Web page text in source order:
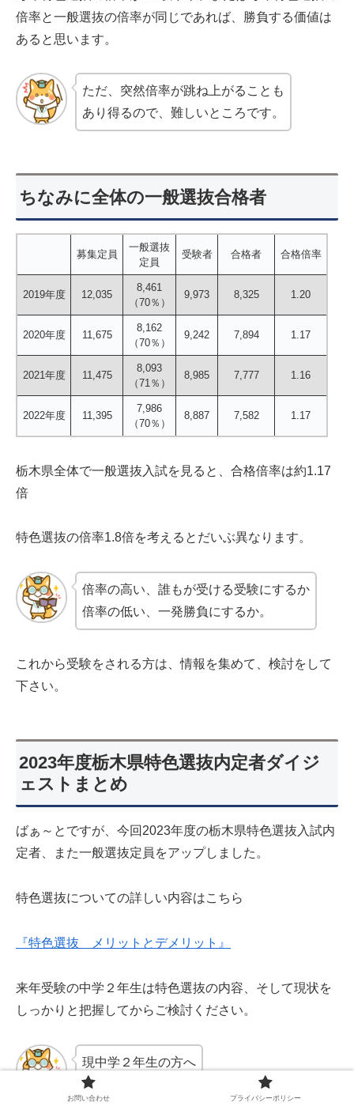
倍率と一般選抜の倍率が同じであれば、勝負する価値は
あると思います。
ただ、突然倍率が跳ね上がることも
あり得るので、難しいところです。
ちなみに全体の一般選抜合格者
募集定員
一般選抜
定員
受験者 合格者 合格倍率
2019年度 12,035
8,461
（70％）
9,973 8,325 1.20
2020年度 11,675
8,162
（70％）
9,242 7,894 1.17
2021年度 11,475
8,093
（71％）
8,985 7,777 1.16
2022年度 11,395
7,986
（70％）
8,887 7,582 1.17
栃木県全体で一般選抜入試を見ると、合格倍率は約1.17
倍
特色選抜の倍率1.8倍を考えるとだいぶ異なります。
倍率の高い、誰もが受ける受験にするか
倍率の低い、一発勝負にするか。
これから受験をされる方は、情報を集めて、検討をして
下さい。
2023年度栃木県特色選抜内定者ダイジ
ェストまとめ
ばぁ～とですが、今回2023年度の栃木県特色選抜入試内
定者、また一般選抜定員をアップしました。
特色選抜についての詳しい内容はこちら
『特色選抜 メリットとデメリット』
来年受験の中学２年生は特色選抜の内容、そして現状を
しっかりと把握してからご検討ください。
現中学２年生の方へ
お問い合わせ プライバシーポリシー